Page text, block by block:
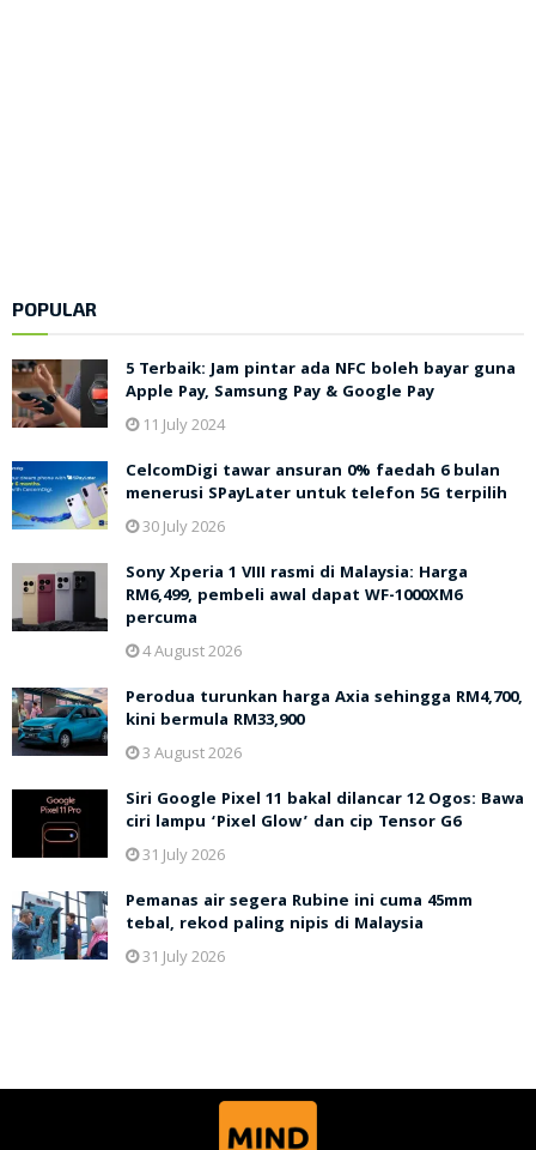
POPULAR
5 Terbaik: Jam pintar ada NFC boleh bayar guna
Apple Pay, Samsung Pay & Google Pay
11 July 2024
CelcomDigi tawar ansuran 0% faedah 6 bulan
menerusi SPayLater untuk telefon 5G terpilih
30 July 2026
Sony Xperia 1 VIII rasmi di Malaysia: Harga
RM6,499, pembeli awal dapat WF-1000XM6
percuma
4 August 2026
Perodua turunkan harga Axia sehingga RM4,700,
kini bermula RM33,900
3 August 2026
Siri Google Pixel 11 bakal dilancar 12 Ogos: Bawa
ciri lampu ‘Pixel Glow’ dan cip Tensor G6
31 July 2026
Pemanas air segera Rubine ini cuma 45mm
tebal, rekod paling nipis di Malaysia
31 July 2026